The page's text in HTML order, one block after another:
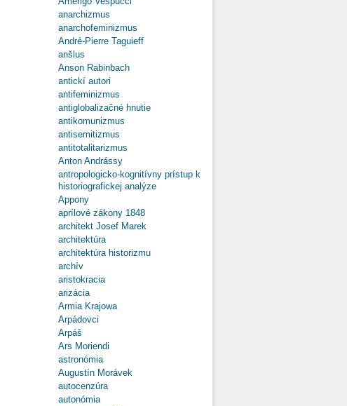
anarchizmus
anarchofeminizmus
André-Pierre Taguieff
anšlus
Anson Rabinbach
antickí autori
antifeminizmus
antiglobalizačné hnutie
antikomunizmus
antisemitizmus
antitotalitarizmus
Anton Andrássy
antropologicko-kognitívny prístup k
historiografickej analýze
Appony
aprílové zákony 1848
architekt Josef Marek
architektúra
architektúra historizmu
archív
aristokracia
arizácia
Armia Krajowa
Arpádovci
Arpáš
Ars Moriendi
astronómia
Augustín Morávek
autocenzúra
autonómia